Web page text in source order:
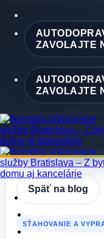
content
ZAVOLAJTE
ZAVOLAJTE
Späť na blog
SŤAHOVANIE A